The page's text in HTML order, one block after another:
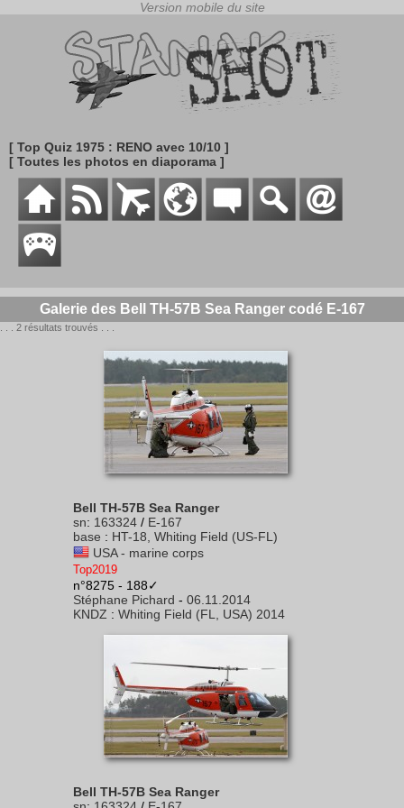
[ Top Quiz 1975 : RENO avec 10/10 ]
[ Toutes les photos en diaporama ]
Galerie des Bell TH-57B Sea Ranger codé E-167
. . . 2 résultats trouvés . . .
Bell TH-57B Sea Ranger
sn: 163324 / E-167
base : HT-18, Whiting Field (US-FL)
USA - marine corps
Top2019
n°8275 - 188✓
Stéphane Pichard - 06.11.2014
KNDZ : Whiting Field (FL, USA) 2014
Bell TH-57B Sea Ranger